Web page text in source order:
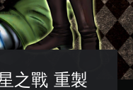
之戰 重製